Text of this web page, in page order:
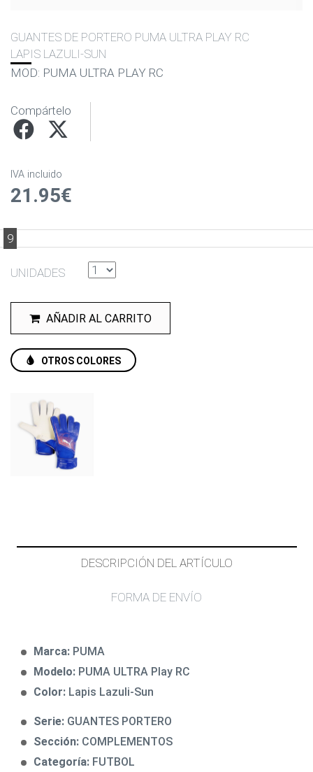
GUANTES DE PORTERO PUMA ULTRA PLAY RC
LAPIS LAZULI-SUN
MOD: PUMA ULTRA PLAY RC
Compártelo
IVA incluido
21.95€
9
UNIDADES
AÑADIR AL CARRITO
OTROS COLORES
DESCRIPCIÓN DEL ARTÍCULO
FORMA DE ENVÍO
Marca: PUMA
Modelo: PUMA ULTRA Play RC
Color: Lapis Lazuli-Sun
Serie: GUANTES PORTERO
Sección: COMPLEMENTOS
Categoría: FUTBOL